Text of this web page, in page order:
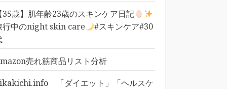
35歳】肌年齢23歳のスキンケア日記
行中のnight skin care
#スキンケア#30
売れ筋商品リスト分析
「ダイエット」「ヘルスケ